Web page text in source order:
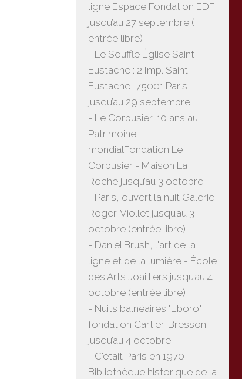
ligne Espace Fondation EDF
jusqu’au 27 septembre (
entrée libre)
- Le Souffle Église Saint-
Eustache : 2 Imp. Saint-
Eustache, 75001 Paris
jusqu’au 29 septembre
- Le Corbusier, 10 ans au
Patrimoine
mondialFondation Le
Corbusier - Maison La
Roche jusqu’au 3 octobre
- Paris, ouvert la nuit Galerie
Roger-Viollet jusqu’au 3
octobre (entrée libre)
- Daniel Brush, l'art de la
ligne et de la lumière - École
des Arts Joailliers jusqu’au 4
octobre (entrée libre)
- Nuits balnéaires "Eboro"
fondation Cartier-Bresson
jusqu’au 4 octobre
- C'était Paris en 1970
Bibliothèque historique de la